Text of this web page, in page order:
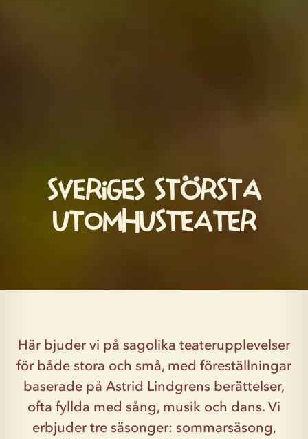
Sveriges största
utomhusteater
Här bjuder vi på sagolika teaterupplevelser
för både stora och små, med föreställningar
baserade på Astrid Lindgrens berättelser,
ofta fyllda med sång, musik och dans. Vi
erbjuder tre säsonger: sommarsäsong,